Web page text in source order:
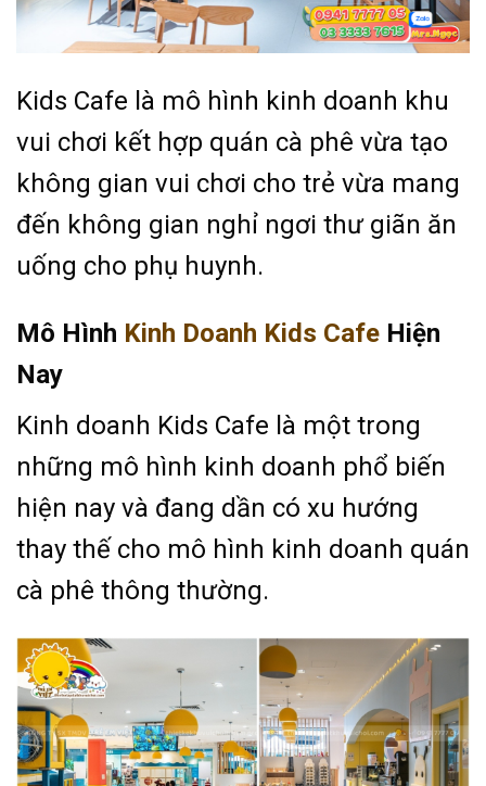
Kids Cafe là mô hình kinh doanh khu
vui chơi kết hợp quán cà phê vừa tạo
không gian vui chơi cho trẻ vừa mang
đến không gian nghỉ ngơi thư giãn ăn
uống cho phụ huynh.
Mô Hình Kinh Doanh Kids Cafe Hiện
Nay
Kinh doanh Kids Cafe là một trong
những mô hình kinh doanh phổ biến
hiện nay và đang dần có xu hướng
thay thế cho mô hình kinh doanh quán
cà phê thông thường.